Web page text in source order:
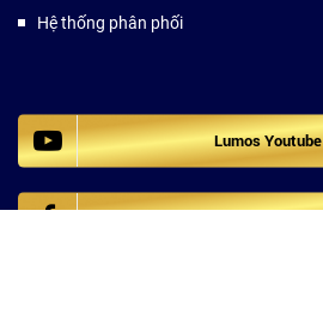
Hệ thống phân phối
Lumos Youtube